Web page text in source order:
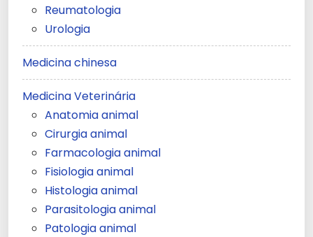
Reumatologia
Urologia
Medicina chinesa
Medicina Veterinária
Anatomia animal
Cirurgia animal
Farmacologia animal
Fisiologia animal
Histologia animal
Parasitologia animal
Patologia animal